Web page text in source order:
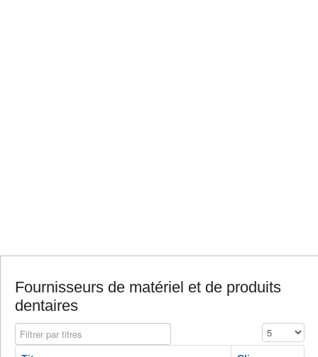
Fournisseurs de matériel et de produits
dentaires
Filtrer par titres Affichage #